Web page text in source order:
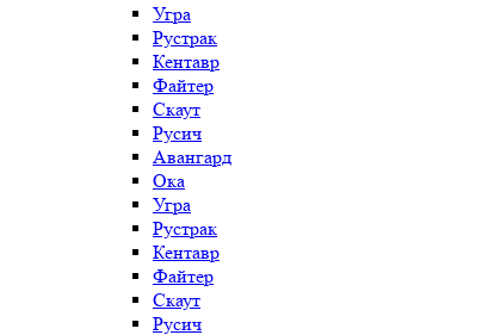
Угра
Рустрак
Кентавр
Файтер
Скаут
Русич
Авангард
Ока
Угра
Рустрак
Кентавр
Файтер
Скаут
Русич